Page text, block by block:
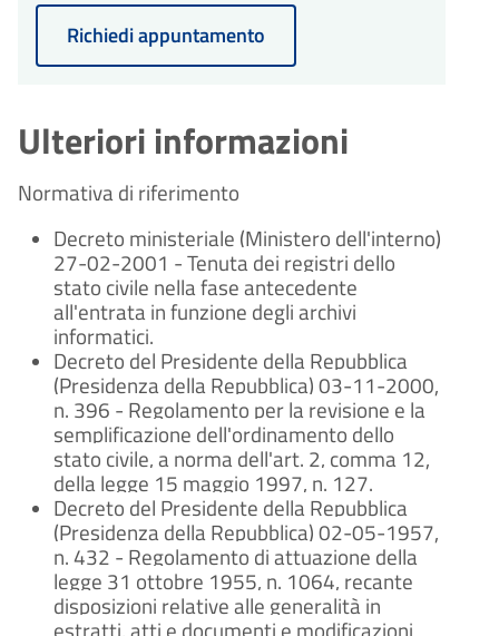
Richiedi appuntamento
Ulteriori informazioni
Normativa di riferimento
Decreto ministeriale (Ministero dell'interno)
27-02-2001 - Tenuta dei registri dello
stato civile nella fase antecedente
all'entrata in funzione degli archivi
informatici.
Decreto del Presidente della Repubblica
(Presidenza della Repubblica) 03-11-2000,
n. 396 - Regolamento per la revisione e la
semplificazione dell'ordinamento dello
stato civile, a norma dell'art. 2, comma 12,
della legge 15 maggio 1997, n. 127.
Decreto del Presidente della Repubblica
(Presidenza della Repubblica) 02-05-1957,
n. 432 - Regolamento di attuazione della
legge 31 ottobre 1955, n. 1064, recante
disposizioni relative alle generalità in